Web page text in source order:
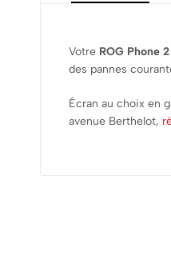
Votre ROG Phone 2
des pannes
Écran au choix en
avenue Berthelot,